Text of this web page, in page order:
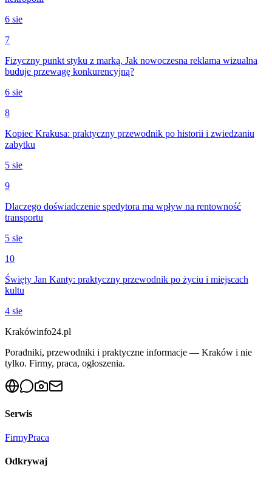
6 sie
7
Fizyczny punkt styku z marką. Jak nowoczesna reklama wizualna
buduje przewagę konkurencyjną?
6 sie
8
Kopiec Krakusa: praktyczny przewodnik po historii i zwiedzaniu
zabytku
5 sie
9
Dlaczego doświadczenie spedytora ma wpływ na rentowność
transportu
5 sie
10
Święty Jan Kanty: praktyczny przewodnik po życiu i miejscach
kultu
4 sie
Krakówinfo24.pl
Poradniki, przewodniki i praktyczne informacje — Kraków i nie
tylko. Firmy, praca, ogłoszenia.
Serwis
FirmyPraca
Odkrywaj